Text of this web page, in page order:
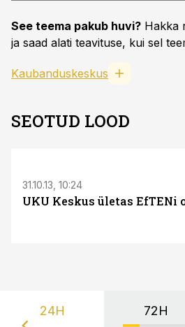
See teema pakub huvi? Hakka
ja saad alati teavituse, kui sel
Kaubanduskeskus
SEOTUD LOOD
31.10.13, 10:24
UKU Keskus ületas EfTENi
24H 72H